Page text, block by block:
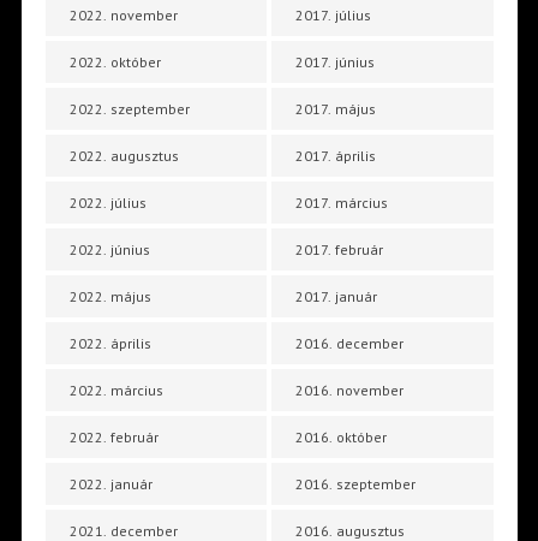
2022. november
2022. október
2022. szeptember
2022. augusztus
2022. július
2022. június
2022. május
2022. április
2022. március
2022. február
2022. január
2021. december
2017. július
2017. június
2017. május
2017. április
2017. március
2017. február
2017. január
2016. december
2016. november
2016. október
2016. szeptember
2016. augusztus